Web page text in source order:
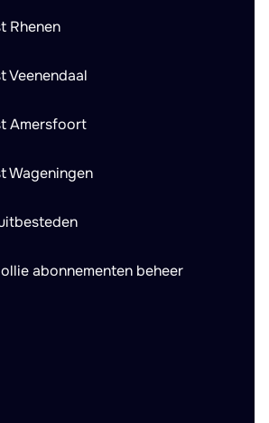
Rhenen
Veenendaal
Amersfoort
Wageningen
abonnementen beheer